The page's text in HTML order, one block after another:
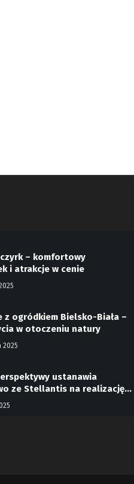
– komfortowy
i atrakcje w cenie
z ogródkiem Bielsko-Biała –
w otoczeniu natury
2025
ustanawia
ze Stellantis na realizację…